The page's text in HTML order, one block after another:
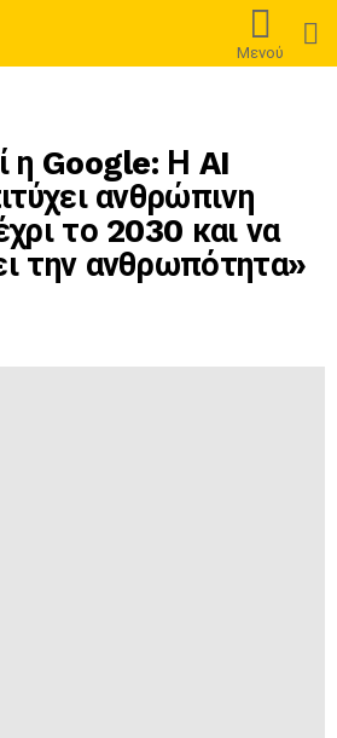
Μενού
η Google: Η AI
ανθρώπινη
το 2030 και να
την ανθρωπότητα»